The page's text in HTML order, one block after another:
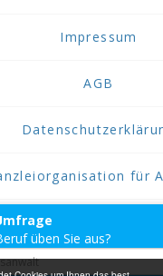
Impressum
AGB
für
ist eine Marke der
Greiter
üben Sie aus?